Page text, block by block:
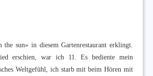
the sun» in diesem Gartenrestaurant erklingt.
erschien, war ich 11. Es bediente mein
Weltgefühl, ich starb mit beim Hören mit